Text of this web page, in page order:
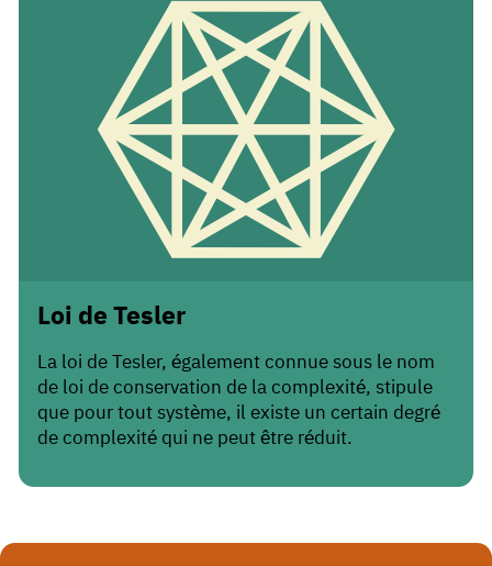
Loi de Tesler
La loi de Tesler, également connue sous le nom
de loi de conservation de la complexité, stipule
que pour tout système, il existe un certain degré
de complexité qui ne peut être réduit.